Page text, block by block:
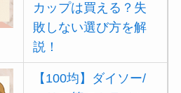
カップは買える？失
敗しない選び方を解
説！
【100均】ダイソー/